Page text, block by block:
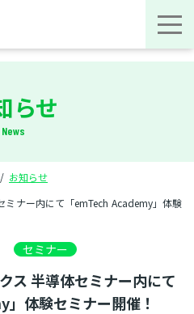
らせ
News
お知らせ
ミナー内にて「emTech Academy」体験
セミナー
ス 半導体セミナー内にて
」体験セミナー開催！